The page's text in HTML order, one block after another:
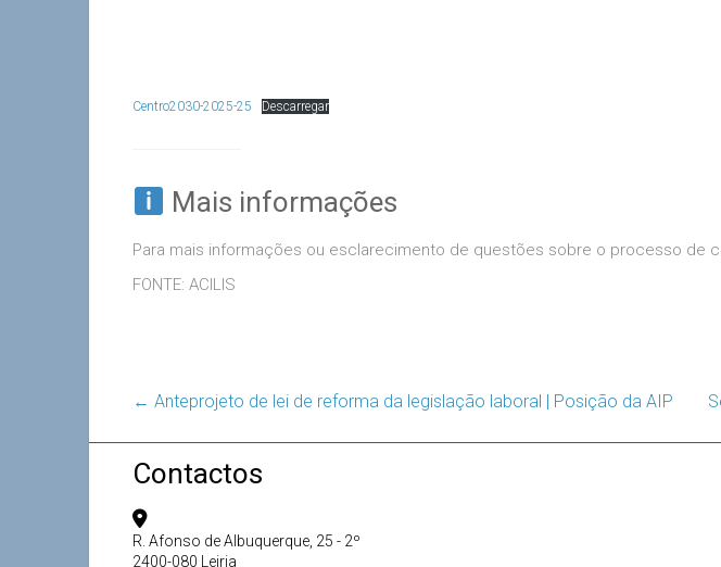
Centro2030-2025-25 Descarregar
Mais informações
Para mais informações ou esclarecimento de questões sobre o processo de
FONTE: ACILIS
← Anteprojeto de lei de reforma da legislação laboral | Posição da AIP
Contactos
R. Afonso de Albuquerque, 25 - 2º
2400-080 Leiria